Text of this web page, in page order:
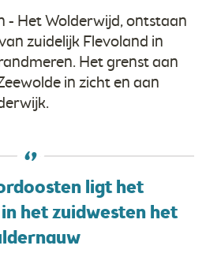
- Het Wolderwijd, ontstaan
zuidelijk Flevoland in
Het grenst aan
in zicht en aan
ligt het
het zuidwesten het